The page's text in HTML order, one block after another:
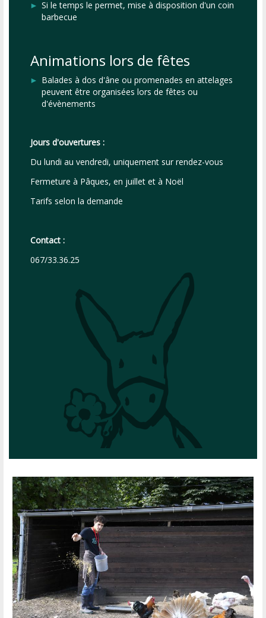
Si le temps le permet, mise à disposition d'un coin
barbecue
Animations lors de fêtes
Balades à dos d'âne ou promenades en attelages
peuvent être organisées lors de fêtes ou
d'évènements
Jours d'ouvertures :
Du lundi au vendredi, uniquement sur rendez-vous
Fermeture à Pâques, en juillet et à Noël
Tarifs selon la demande
Contact :
067/33.36.25